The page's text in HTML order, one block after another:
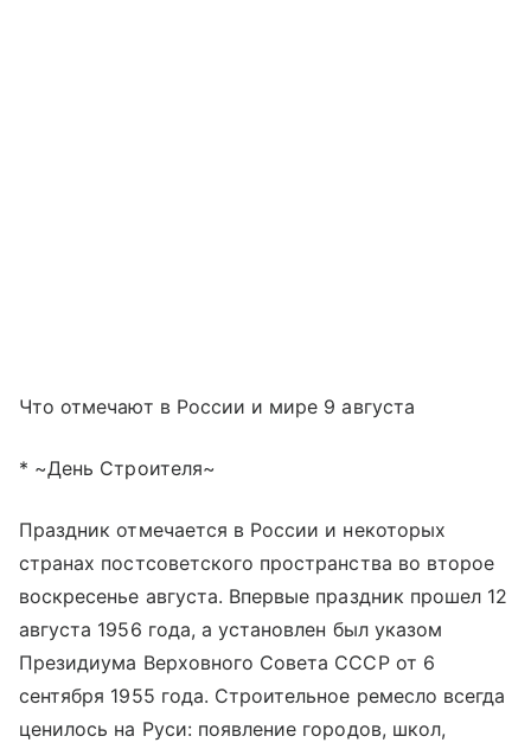
Что отмечают в России и мире 9 августа
* ~День Строителя~
Праздник отмечается в России и некоторых
странах постсоветского пространства во второе
воскресенье августа. Впервые праздник прошел 12
августа 1956 года, а установлен был указом
Президиума Верховного Совета СССР от 6
сентября 1955 года. Строительное ремесло всегда
ценилось на Руси: появление городов, школ,